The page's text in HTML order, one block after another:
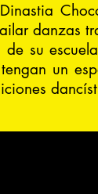
danzas
su
un